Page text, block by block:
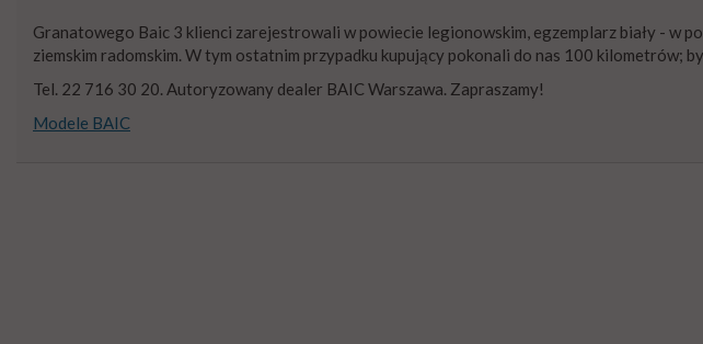
Granatowego Baic 3 klienci zarejestrowali w powiecie legionowskim, egzemplarz biały - w
ziemskim radomskim. W tym ostatnim przypadku kupujący pokonali do nas 100 kilometrów;
Tel. 22 716 30 20. Autoryzowany dealer BAIC Warszawa. Zapraszamy!
Modele BAIC